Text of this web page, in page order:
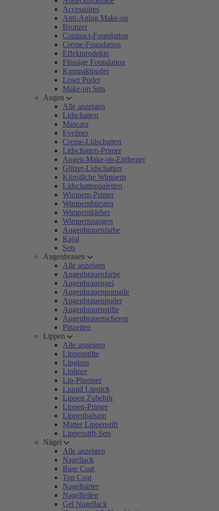
Accessoires
Anti-Aging Make-up
Bronzer
Compact-Foundation
Creme-Foundation
Effektprodukte
Flüssige Foundation
Kompaktpuder
Loser Puder
Make-up Sets
Augen
Alle anzeigen
Lidschatten
Mascara
Eyeliner
Creme-Lidschatten
Lidschatten-Primer
Augen-Make-up-Entferner
Glitzer-Lidschatten
Künstliche Wimpern
Lidschattenpaletten
Wimpern-Primer
Wimpernbürsten
Wimpernkleber
Wimpernzangen
Augenbrauenfarbe
Kajal
Sets
Augenbrauen
Alle anzeigen
Augenbrauenfarbe
Augenbrauengel
Augenbrauenpomade
Augenbrauenpuder
Augenbrauenstifte
Augenbrauenscheren
Pinzetten
Lippen
Alle anzeigen
Lippenstifte
Lipgloss
Lipliner
Lip-Plumper
Liquid Lipstick
Lippen Zubehör
Lippen-Primer
Lippenbalsam
Matter Lippenstift
Lippenstift-Sets
Nägel
Alle anzeigen
Nagellack
Base Coat
Top Coat
Nagelhärter
Nagelfeilen
Gel Nagellack